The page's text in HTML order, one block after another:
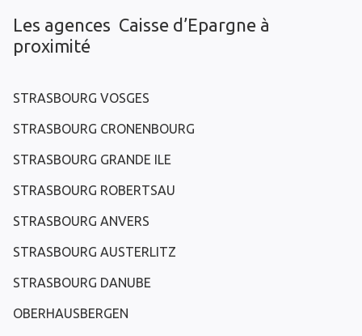
Les agences Caisse d’Epargne à
proximité
STRASBOURG VOSGES
STRASBOURG CRONENBOURG
STRASBOURG GRANDE ILE
STRASBOURG ROBERTSAU
STRASBOURG ANVERS
STRASBOURG AUSTERLITZ
STRASBOURG DANUBE
OBERHAUSBERGEN